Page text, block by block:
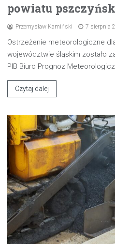
powiatu
Przemysław Kamiński 7 sierpnia
Ostrzeżenie meteorologiczne
województwie śląskim zostało
PIB Biuro Prognoz
Czytaj dalej